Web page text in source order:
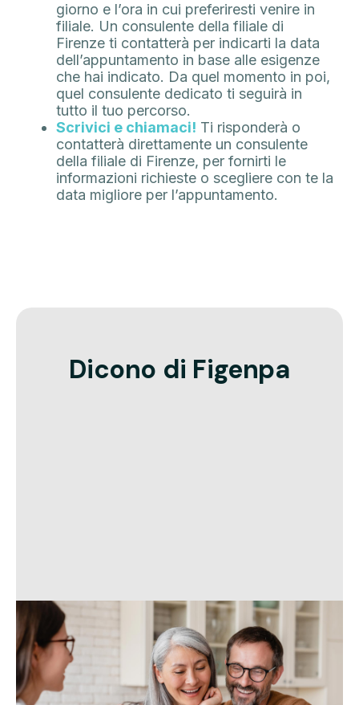
giorno e l’ora in cui preferiresti venire in
filiale. Un consulente della filiale di
Firenze ti contatterà per indicarti la data
dell’appuntamento in base alle esigenze
che hai indicato. Da quel momento in poi,
quel consulente dedicato ti seguirà in
tutto il tuo percorso.
Scrivici e chiamaci! Ti risponderà o
contatterà direttamente un consulente
della filiale di Firenze, per fornirti le
informazioni richieste o scegliere con te la
data migliore per l’appuntamento.
Dicono di Figenpa